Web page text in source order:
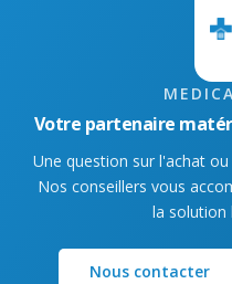
Votre partenaire
Une question sur l'achat
Nos conseillers vous
la solution
Nous contacter